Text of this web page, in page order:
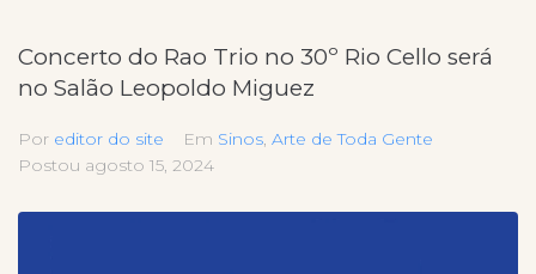
Concerto do Rao Trio no 30º Rio Cello será
no Salão Leopoldo Miguez
Por editor do site Em Sinos, Arte de Toda Gente
Postou agosto 15, 2024